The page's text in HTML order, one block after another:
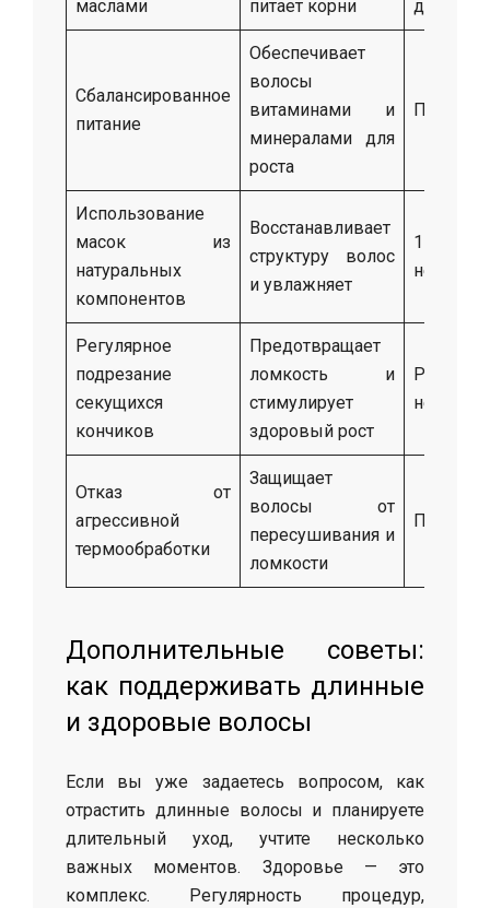
маслами питает корни день
Сбалансированное
питание
Обеспечивает
волосы
витаминами и
минералами для
роста
Использование
масок из
натуральных
компонентов
Восстанавливает
структуру волос
и увлажняет
1–2
неделю
Регулярное
подрезание
секущихся
кончиков
Предотвращает
ломкость и
стимулирует
здоровый рост
Раз в
недель
Отказ от
агрессивной
термообработки
Защищает
волосы от
пересушивания и
ломкости
Дополнительные советы:
как поддерживать длинные
и здоровые волосы
Если вы уже задаетесь вопросом, как
отрастить длинные волосы и планируете
длительный уход, учтите несколько
важных моментов. Здоровье — это
комплекс. Регулярность процедур,